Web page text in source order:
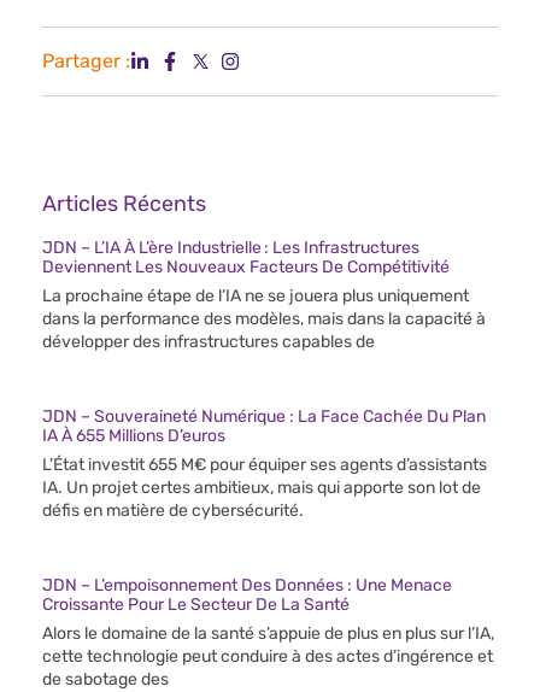
Partager :
Articles Récents
JDN – L’IA À L’ère Industrielle : Les Infrastructures
Deviennent Les Nouveaux Facteurs De Compétitivité
La prochaine étape de l’IA ne se jouera plus uniquement
dans la performance des modèles, mais dans la capacité à
développer des infrastructures capables de
JDN – Souveraineté Numérique : La Face Cachée Du Plan
IA À 655 Millions D’euros
L’État investit 655 M€ pour équiper ses agents d’assistants
IA. Un projet certes ambitieux, mais qui apporte son lot de
défis en matière de cybersécurité.
JDN – L’empoisonnement Des Données : Une Menace
Croissante Pour Le Secteur De La Santé
Alors le domaine de la santé s’appuie de plus en plus sur l’IA,
cette technologie peut conduire à des actes d’ingérence et
de sabotage des